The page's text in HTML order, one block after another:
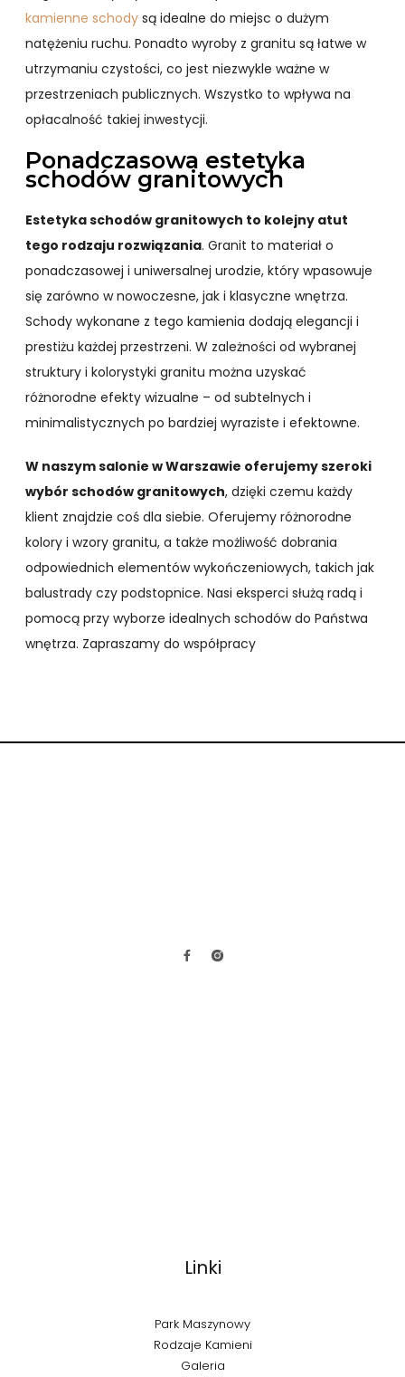
kamienne schody są idealne do miejsc o dużym
natężeniu ruchu. Ponadto wyroby z granitu są łatwe w
utrzymaniu czystości, co jest niezwykle ważne w
przestrzeniach publicznych. Wszystko to wpływa na
opłacalność takiej inwestycji.
Ponadczasowa estetyka
schodów granitowych
Estetyka schodów granitowych to kolejny atut
tego rodzaju rozwiązania. Granit to materiał o
ponadczasowej i uniwersalnej urodzie, który wpasowuje
się zarówno w nowoczesne, jak i klasyczne wnętrza.
Schody wykonane z tego kamienia dodają elegancji i
prestiżu każdej przestrzeni. W zależności od wybranej
struktury i kolorystyki granitu można uzyskać
różnorodne efekty wizualne – od subtelnych i
minimalistycznych po bardziej wyraziste i efektowne.
W naszym salonie w Warszawie oferujemy szeroki
wybór schodów granitowych, dzięki czemu każdy
klient znajdzie coś dla siebie. Oferujemy różnorodne
kolory i wzory granitu, a także możliwość dobrania
odpowiednich elementów wykończeniowych, takich jak
balustrady czy podstopnice. Nasi eksperci służą radą i
pomocą przy wyborze idealnych schodów do Państwa
wnętrza. Zapraszamy do współpracy
Linki
Park Maszynowy
Rodzaje Kamieni
Galeria